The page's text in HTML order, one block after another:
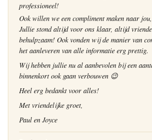
professioneel!
Ook willen we een compliment maken naar
Jullie stond altijd voor ons klaar, altijd
behulpzaam! Ook vonden wij de manier van
het aanleveren van alle informatie erg prettig.
Wij hebben jullie nu al aanbevolen bij een
binnenkort ook gaan verbouwen 😉
Heel erg bedankt voor alles!
Met vriendelijke groet,
Paul en Joyce